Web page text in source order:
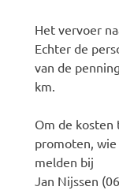
Het vervoer
Echter de
van de
km.
Om de kosten
promoten,
melden bij
Jan Nijssen